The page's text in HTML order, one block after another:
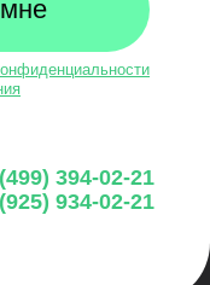
394-02-21
934-02-21